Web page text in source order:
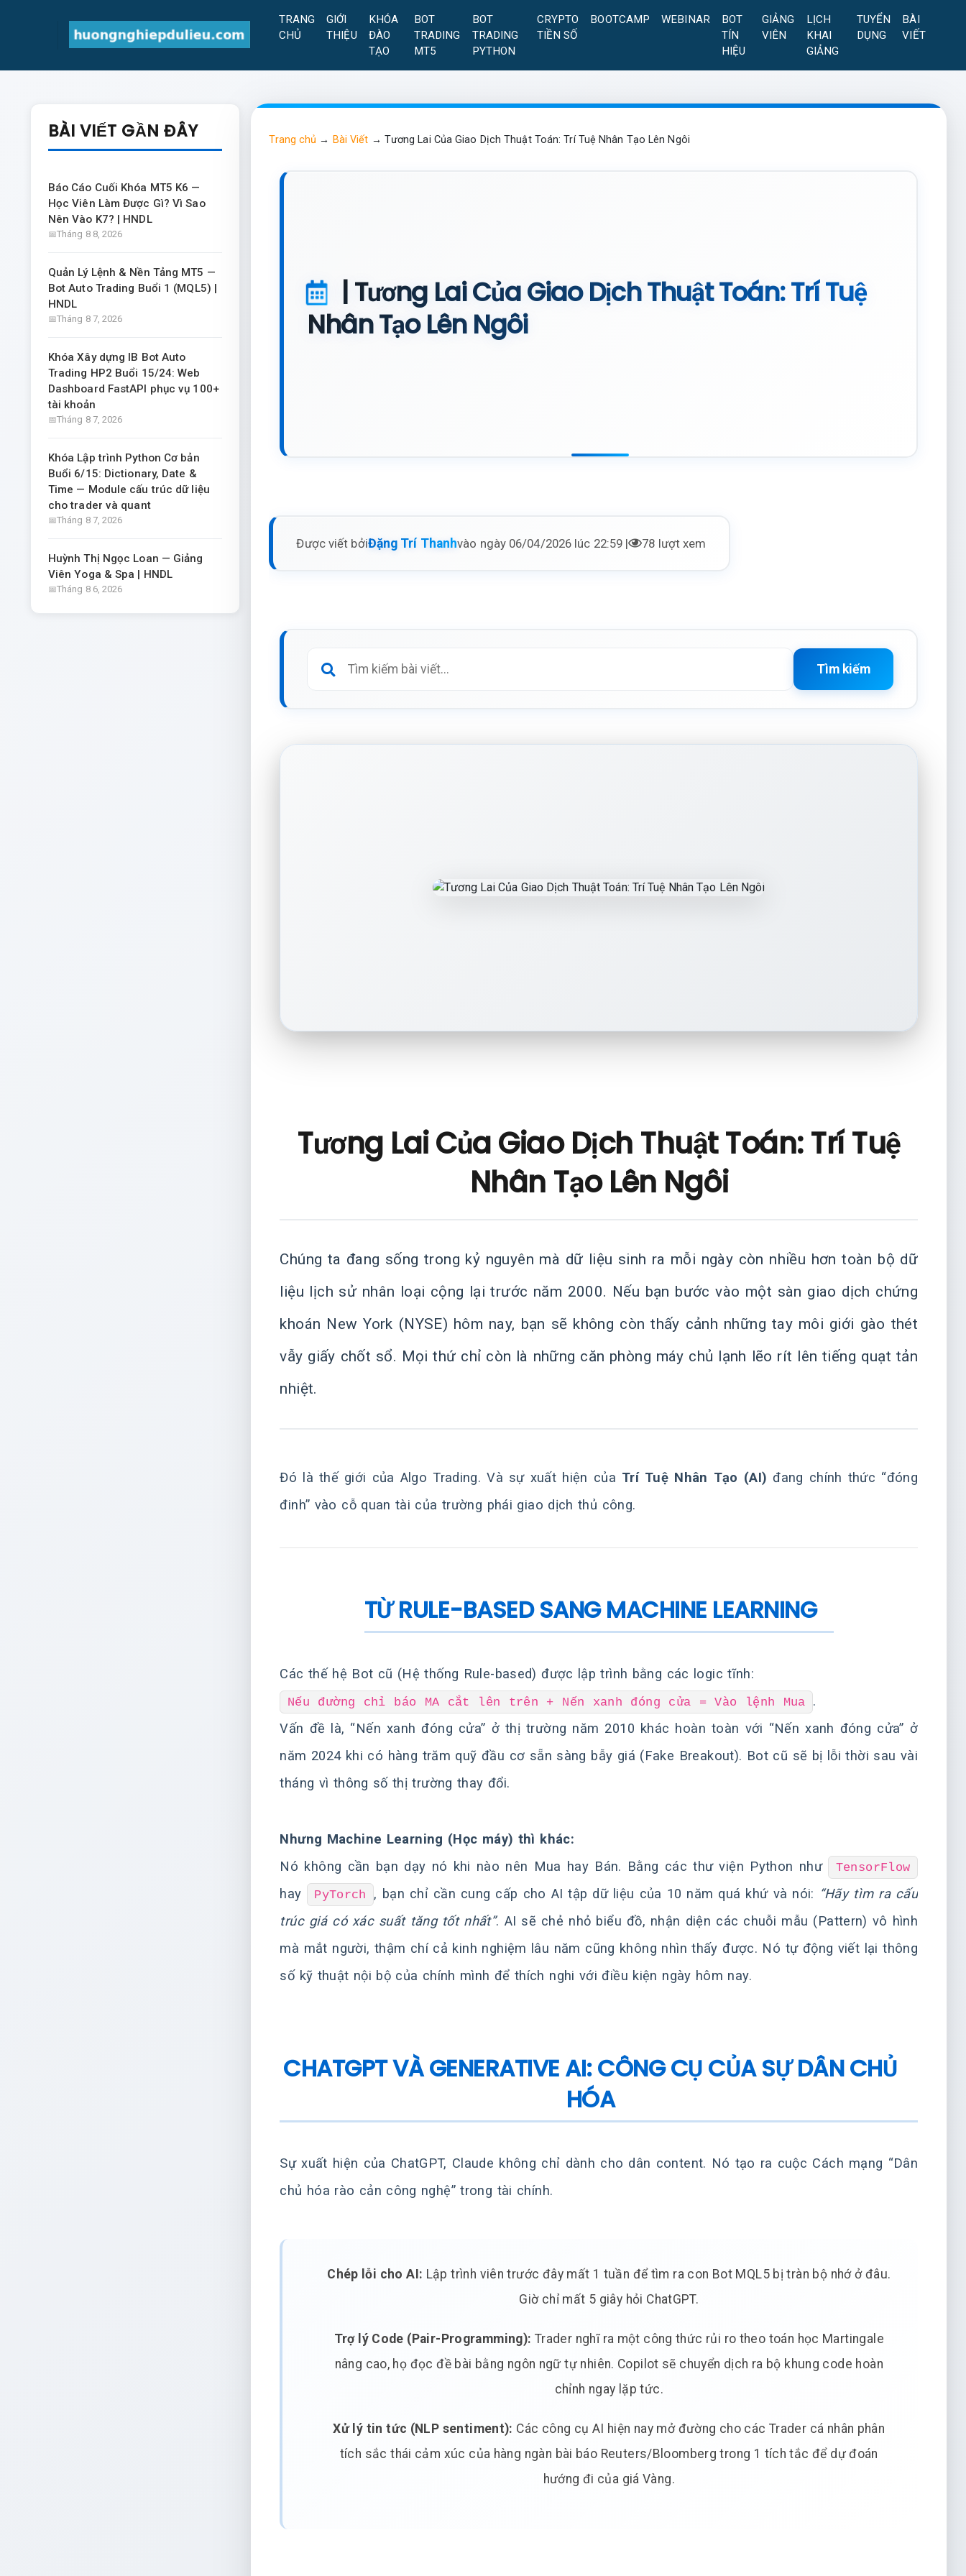
TRANG
CHỦ
GIỚI
THIỆU
KHÓA
ĐÀO
TẠO
BOT
TRADING
MT5
BOT
TRADING
PYTHON
CRYPTO
TIỀN SỐ
BOOTCAMP WEBINAR
BOT
TÍN
HIỆU
GIẢNG
VIÊN
LỊCH
KHAI
GIẢNG
TUYỂN
DỤNG
BÀI
VIẾT
BÀI VIẾT GẦN ĐÂY
Báo Cáo Cuối Khóa MT5 K6 —
Học Viên Làm Được Gì? Vì Sao
Nên Vào K7? | HNDL
Tháng 8 8, 2026
Quản Lý Lệnh & Nền Tảng MT5 —
Bot Auto Trading Buổi 1 (MQL5) |
HNDL
Tháng 8 7, 2026
Khóa Xây dựng IB Bot Auto
Trading HP2 Buổi 15/24: Web
Dashboard FastAPI phục vụ 100+
tài khoản
Tháng 8 7, 2026
Khóa Lập trình Python Cơ bản
Buổi 6/15: Dictionary, Date &
Time — Module cấu trúc dữ liệu
cho trader và quant
Tháng 8 7, 2026
Huỳnh Thị Ngọc Loan — Giảng
Viên Yoga & Spa | HNDL
Tháng 8 6, 2026
Trang chủ → Bài Viết → Tương Lai Của Giao Dịch Thuật Toán: Trí Tuệ Nhân Tạo Lên Ngôi
| Tương Lai Của Giao Dịch Thuật Toán: Trí Tuệ
Nhân Tạo Lên Ngôi
Được viết bởiĐặng Trí Thanhvào ngày 06/04/2026 lúc 22:59 | 78 lượt xem
Tìm kiếm
Tương Lai Của Giao Dịch Thuật Toán: Trí Tuệ
Nhân Tạo Lên Ngôi
Chúng ta đang sống trong kỷ nguyên mà dữ liệu sinh ra mỗi ngày còn nhiều hơn toàn bộ dữ
liệu lịch sử nhân loại cộng lại trước năm 2000. Nếu bạn bước vào một sàn giao dịch chứng
khoán New York (NYSE) hôm nay, bạn sẽ không còn thấy cảnh những tay môi giới gào thét
vẫy giấy chốt sổ. Mọi thứ chỉ còn là những căn phòng máy chủ lạnh lẽo rít lên tiếng quạt tản
nhiệt.
Đó là thế giới của Algo Trading. Và sự xuất hiện của Trí Tuệ Nhân Tạo (AI) đang chính thức “đóng
đinh” vào cỗ quan tài của trường phái giao dịch thủ công.
TỪ RULE-BASED SANG MACHINE LEARNING
Các thế hệ Bot cũ (Hệ thống Rule-based) được lập trình bằng các logic tĩnh:
Nếu đường chỉ báo MA cắt lên trên + Nến xanh đóng cửa = Vào lệnh Mua .
Vấn đề là, “Nến xanh đóng cửa” ở thị trường năm 2010 khác hoàn toàn với “Nến xanh đóng cửa” ở
năm 2024 khi có hàng trăm quỹ đầu cơ sẵn sàng bẫy giá (Fake Breakout). Bot cũ sẽ bị lỗi thời sau vài
tháng vì thông số thị trường thay đổi.
Nhưng Machine Learning (Học máy) thì khác:
Nó không cần bạn dạy nó khi nào nên Mua hay Bán. Bằng các thư viện Python như
TensorFlow
hay PyTorch , bạn chỉ cần cung cấp cho AI tập dữ liệu của 10 năm quá khứ và nói: “Hãy tìm ra cấu
trúc giá có xác suất tăng tốt nhất”. AI sẽ chẻ nhỏ biểu đồ, nhận diện các chuỗi mẫu (Pattern) vô hình
mà mắt người, thậm chí cả kinh nghiệm lâu năm cũng không nhìn thấy được. Nó tự động viết lại thông
số kỹ thuật nội bộ của chính mình để thích nghi với điều kiện ngày hôm nay.
CHATGPT VÀ GENERATIVE AI: CÔNG CỤ CỦA SỰ DÂN CHỦ
HÓA
Sự xuất hiện của ChatGPT, Claude không chỉ dành cho dân content. Nó tạo ra cuộc Cách mạng “Dân
chủ hóa rào cản công nghệ” trong tài chính.
Chép lỗi cho AI: Lập trình viên trước đây mất 1 tuần để tìm ra con Bot MQL5 bị tràn bộ nhớ ở đâu.
Giờ chỉ mất 5 giây hỏi ChatGPT.
Trợ lý Code (Pair-Programming): Trader nghĩ ra một công thức rủi ro theo toán học Martingale
nâng cao, họ đọc đề bài bằng ngôn ngữ tự nhiên. Copilot sẽ chuyển dịch ra bộ khung code hoàn
chỉnh ngay lặp tức.
Xử lý tin tức (NLP sentiment): Các công cụ AI hiện nay mở đường cho các Trader cá nhân phân
tích sắc thái cảm xúc của hàng ngàn bài báo Reuters/Bloomberg trong 1 tích tắc để dự đoán
hướng đi của giá Vàng.